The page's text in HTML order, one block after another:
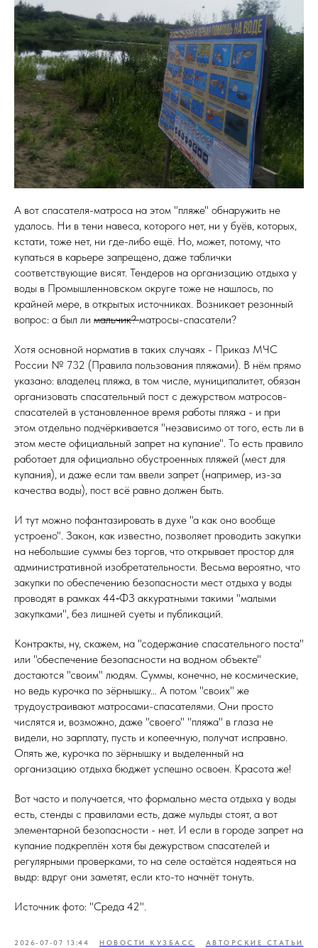
А вот спасателя-матроса на этом "пляже" обнаружить не
удалось. Ни в тени навеса, которого нет, ни у буёв, которых,
кстати, тоже нет, ни где-либо ещё. Но, может, потому, что
купаться в карьере запрещено, даже таблички
соответствующие висят. Тендеров на организацию отдыха у
воды в Промышленновском округе тоже не нашлось, по
крайней мере, в открытых источниках. Возникает резонный
вопрос: а был ли мальчик?матросы-спасатели?
Хотя основной норматив в таких случаях - Приказ МЧС
России № 732 (Правила пользования пляжами). В нём прямо
указано: владелец пляжа, в том числе, муниципалитет, обязан
организовать спасательный пост с дежурством матросов-
спасателей в установленное время работы пляжа - и при
этом отдельно подчёркивается "независимо от того, есть ли в
этом месте официальный запрет на купание". То есть правило
работает для официально обустроенных пляжей (мест для
купания), и даже если там ввели запрет (например, из-за
качества воды), пост всё равно должен быть.
И тут можно пофантазировать в духе "а как оно вообще
устроено". Закон, как известно, позволяет проводить закупки
на небольшие суммы без торгов, что открывает простор для
административной изобретательности. Весьма вероятно, что
закупки по обеспечению безопасности мест отдыха у воды
проводят в рамках 44‑ФЗ аккуратными такими "малыми
закупками", без лишней суеты и публикаций.
Контракты, ну, скажем, на "содержание спасательного поста"
или "обеспечение безопасности на водном объекте"
достаются "своим" людям. Суммы, конечно, не космические,
но ведь курочка по зёрнышку… А потом "своих" же
трудоустраивают матросами-спасателями. Они просто
числятся и, возможно, даже "своего" "пляжа" в глаза не
видели, но зарплату, пусть и копеечную, получат исправно.
Опять же, курочка по зёрнышку и выделенный на
организацию отдыха бюджет успешно освоен. Красота же!
Вот часто и получается, что формально места отдыха у воды
есть, стенды с правилами есть, даже мульды стоят, а вот
элементарной безопасности - нет. И если в городе запрет на
купание подкреплён хотя бы дежурством спасателей и
регулярными проверками, то на селе остаётся надеяться на
выдр: вдруг они заметят, если кто-то начнёт тонуть.
Источник фото: "Среда 42".
2026-07-07 13:44 НОВОСТИ КУЗБАСС АВТОРСКИЕ СТАТЬИ